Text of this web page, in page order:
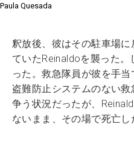
Paula Quesada
釈放後、彼はその駐車場
ていたReinaldoを襲った
った。救急隊員が彼を手
盗難防止システムのない
争う状況だったが、
ないまま、その場で死亡し